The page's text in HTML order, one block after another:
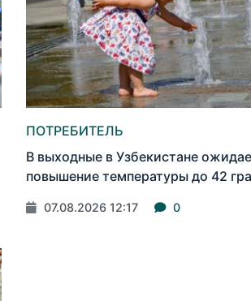
ПОТРЕБИТЕЛЬ
В выходные в Узбекистане
повышение температуры до 42
07.08.2026 12:17 0